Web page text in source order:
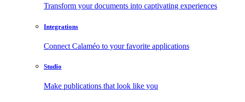
Transform your documents into captivating experiences
Integrations
Connect Calaméo to your favorite applications
Studio
Make publications that look like you